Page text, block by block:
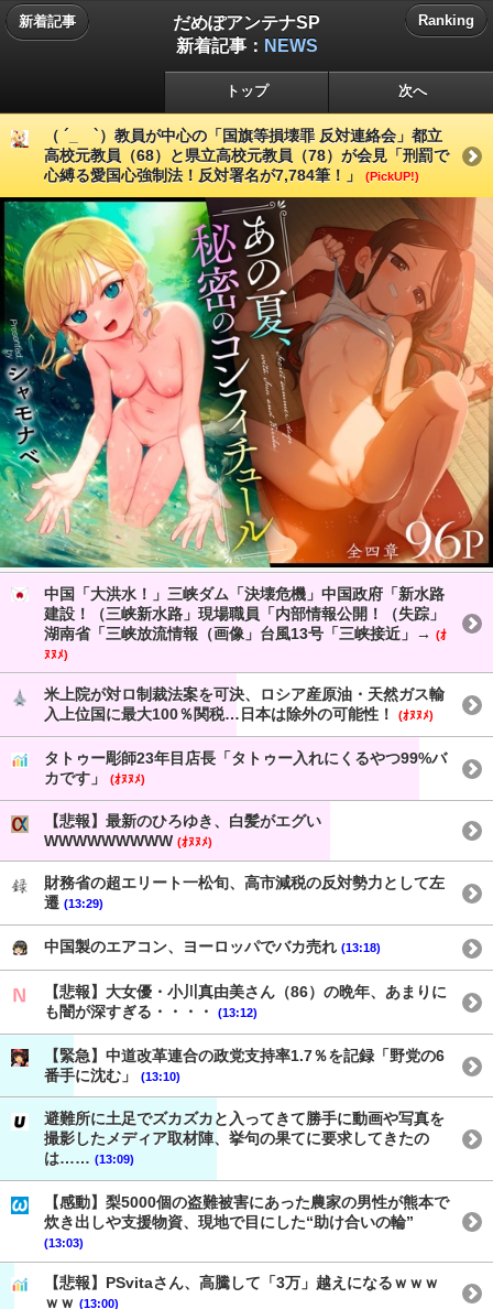
新着記事
だめぽアンテナSP
新着記事： NEWS
Ranking
トップ 次へ
（ ´_ゝ`）教員が中心の「国旗等損壊罪 反対連絡会」都立
高校元教員（68）と県立高校元教員（78）が会見「刑罰で
心縛る愛国心強制法！反対署名が7,784筆！」
(PickUP!)
中国「大洪水！」三峡ダム「決壊危機」中国政府「新水路
建設！（三峡新水路」現場職員「内部情報公開！（失踪」
湖南省「三峡放流情報（画像」台風13号「三峡接近」→ (ｵ
ﾇﾇﾒ)
米上院が対ロ制裁法案を可決、ロシア産原油・天然ガス輸
入上位国に最大100％関税…日本は除外の可能性！
(ｵﾇﾇﾒ)
タトゥー彫師23年目店長「タトゥー入れにくるやつ99%バ
カです」
(ｵﾇﾇﾒ)
【悲報】最新のひろゆき、白髪がエグい
WWWWWWWWW (ｵﾇﾇﾒ)
財務省の超エリート一松旬、高市減税の反対勢力として左
遷 (13:29)
中国製のエアコン、ヨーロッパでバカ売れ (13:18)
【悲報】大女優・小川真由美さん（86）の晩年、あまりに
も闇が深すぎる・・・・
(13:12)
【緊急】中道改革連合の政党支持率1.7％を記録「野党の6
番手に沈む」
(13:10)
避難所に土足でズカズカと入ってきて勝手に動画や写真を
撮影したメディア取材陣、挙句の果てに要求してきたの
は…… (13:09)
【感動】梨5000個の盗難被害にあった農家の男性が熊本で
炊き出しや支援物資、現地で目にした“助け合いの輪”
(13:03)
【悲報】PSvitaさん、高騰して「3万」越えになるｗｗｗ
ｗｗ (13:00)